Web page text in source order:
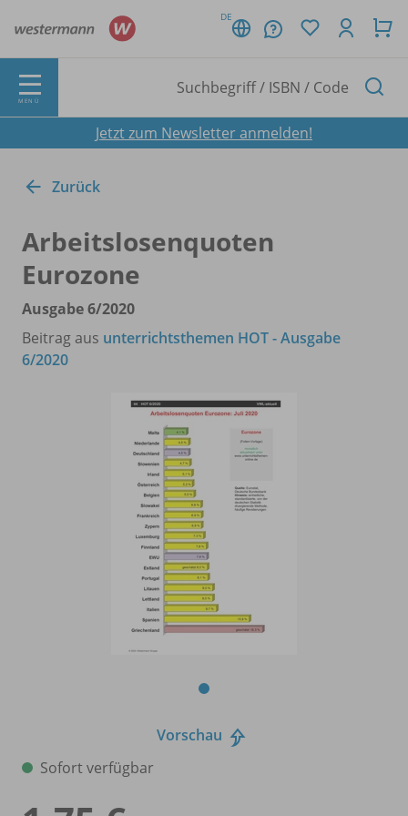
DE
MENÜ
Jetzt zum Newsletter anmelden!
Zurück
Arbeitslosenquoten
Eurozone
Ausgabe 6/2020
Beitrag aus unterrichtsthemen HOT - Ausgabe
6/2020
Vorschau
Sofort verfügbar